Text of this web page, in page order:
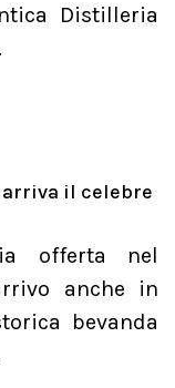
Distilleria
il celebre
offerta nel
anche in
bevanda